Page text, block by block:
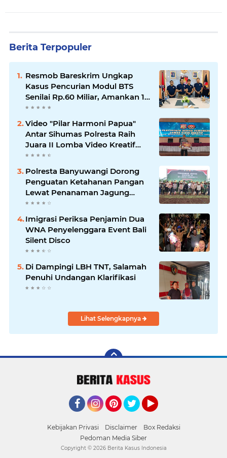
Berita Terpopuler
Resmob Bareskrim Ungkap
Kasus Pencurian Modul BTS
Senilai Rp.60 Miliar, Amankan 12
Tersangka
Video "Pilar Harmoni Papua"
Antar Sihumas Polresta Raih
Juara II Lomba Video Kreatif
Hari Bhayangkara ke-80
Polresta Banyuwangi Dorong
Penguatan Ketahanan Pangan
Lewat Penanaman Jagung
Kuartal IV 2025
Imigrasi Periksa Penjamin Dua
WNA Penyelenggara Event Bali
Silent Disco
Di Dampingi LBH TNT, Salamah
Penuhi Undangan Klarifikasi
Lihat Selengkapnya
Kebijakan Privasi Disclaimer
Box Redaksi
Pedoman Media Siber
Copyright © 2026 Berita Kasus Indonesia